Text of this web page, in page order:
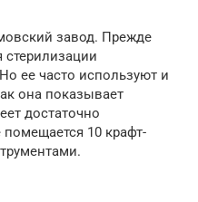
завод. Прежде
стерилизации
ее часто используют и
она показывает
достаточно
10 крафт-